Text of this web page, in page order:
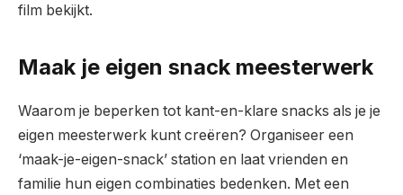
film bekijkt.
Maak je eigen snack meesterwerk
Waarom je beperken tot kant-en-klare snacks als je je
eigen meesterwerk kunt creëren? Organiseer een
‘maak-je-eigen-snack’ station en laat vrienden en
familie hun eigen combinaties bedenken. Met een